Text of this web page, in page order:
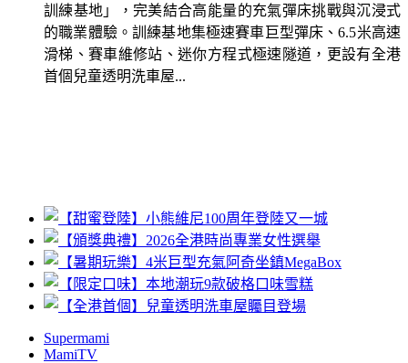
訓練基地」，完美結合高能量的充氣彈床挑戰與沉浸式
的職業體驗。訓練基地集極速賽車巨型彈床、6.5米高速
滑梯、賽車維修站、迷你方程式極速隧道，更設有全港
首個兒童透明洗車屋...
Supermami
MamiTV